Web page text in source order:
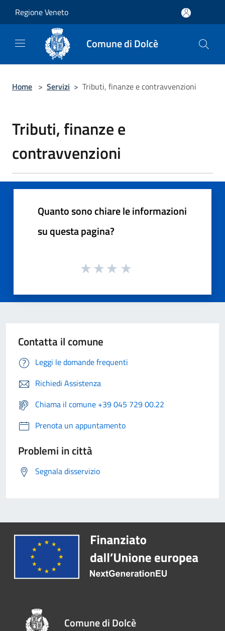
Regione Veneto
Comune di Dolcè
Home > Servizi > Tributi, finanze e contravvenzioni
Tributi, finanze e
contravvenzioni
Quanto sono chiare le informazioni
su questa pagina?
Contatta il comune
Leggi le domande frequenti
Richiedi Assistenza
Chiama il comune +39 045 729 00.22
Prenota un appuntamento
Problemi in città
Segnala disservizio
Comune di Dolcè